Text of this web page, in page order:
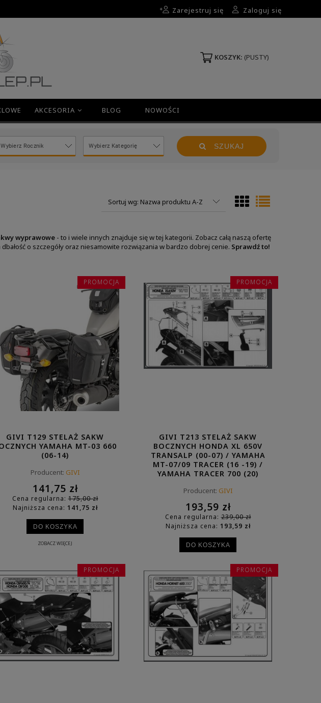
Zarejestruj się Zaloguj się
KOSZYK: (PUSTY)
AKCESORIA BLOG NOWOŚCI
SZUKAJ
Sortuj wg: Nazwa produktu A-Z
wyprawowe - to i wiele innych znajduje się w tej kategorii. Zobacz całą naszą ofertę
dbałość o szczegóły oraz niesamowite rozwiązania w bardzo dobrej cenie. Sprawdź to!
GIVI T129 STELAŻ SAKW
YAMAHA MT-03 660
(06-14)
Producent: GIVI
141,75 zł
Cena regularna:175,00 zł
Najniższa cena: 141,75 zł
DO KOSZYKA
ZOBACZ WIĘCEJ
PROMOCJA
GIVI T213 STELAŻ SAKW
BOCZNYCH HONDA XL 650V
TRANSALP (00-07) / YAMAHA
MT-07/09 TRACER (16 -19) /
YAMAHA TRACER 700 (20)
Producent: GIVI
193,59 zł
Cena regularna:239,00 zł
Najniższa cena: 193,59 zł
DO KOSZYKA
PROMOCJA
PROMOCJA PROMOCJA